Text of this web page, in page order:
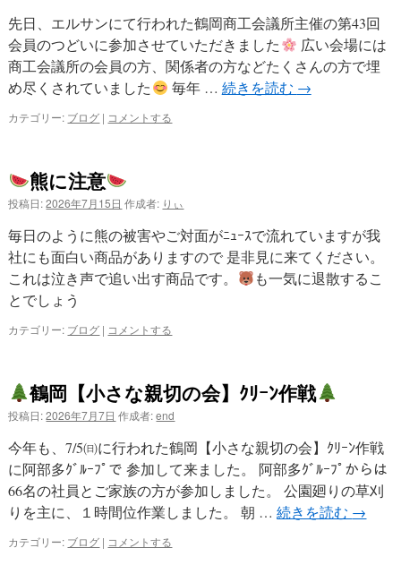
先日、エルサンにて行われた鶴岡商工会議所主催の第43回
会員のつどいに参加させていただきました
広い会場には
商工会議所の会員の方、関係者の方などたくさんの方で埋
め尽くされていました
毎年 … 続きを読む →
カテゴリー: ブログ | コメントする
熊に注意
投稿日: 2026年7月15日 作成者: りぃ
毎日のように熊の被害やご対面がﾆｭｰｽで流れていますが我
社にも面白い商品がありますので 是非見に来てください。
これは泣き声で追い出す商品です。
も一気に退散するこ
とでしょう
カテゴリー: ブログ | コメントする
鶴岡【小さな親切の会】ｸﾘｰﾝ作戦
投稿日: 2026年7月7日 作成者: end
今年も、7/5㈰に行われた鶴岡【小さな親切の会】ｸﾘｰﾝ作戦
に阿部多ｸﾞﾙｰﾌﾟで 参加して来ました。 阿部多ｸﾞﾙｰﾌﾟからは
66名の社員とご家族の方が参加しました。 公園廻りの草刈
りを主に、１時間位作業しました。 朝 …続きを読む →
カテゴリー: ブログ | コメントする